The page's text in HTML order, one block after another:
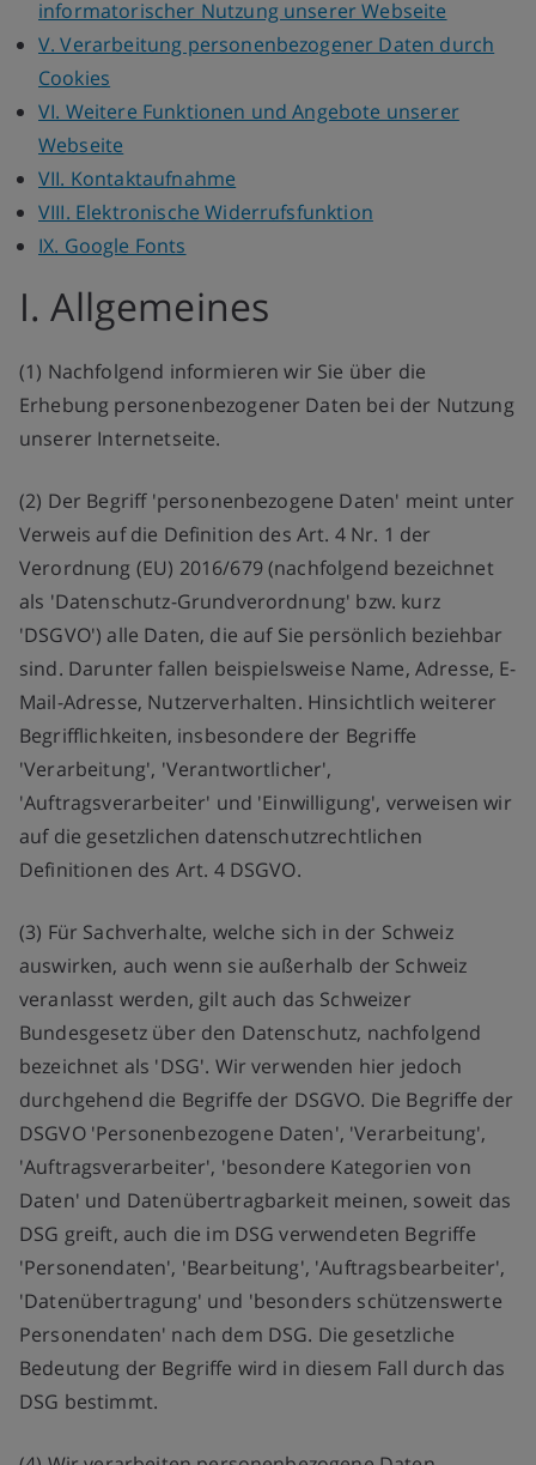
e
u
u
G
m
b
H
b
u
i
k
informatorischer Nutzung unserer Webseite
V. Verarbeitung personenbezogener Daten durch
Cookies
VI. Weitere Funktionen und Angebote unserer
Webseite
VII. Kontaktaufnahme
VIII. Elektronische Widerrufsfunktion
IX. Google Fonts
I. Allgemeines
(1) Nachfolgend informieren wir Sie über die
Erhebung personenbezogener Daten bei der Nutzung
unserer Internetseite.
(2) Der Begriff 'personenbezogene Daten' meint unter
Verweis auf die Definition des Art. 4 Nr. 1 der
Verordnung (EU) 2016/679 (nachfolgend bezeichnet
als 'Datenschutz-Grundverordnung' bzw. kurz
'DSGVO') alle Daten, die auf Sie persönlich beziehbar
sind. Darunter fallen beispielsweise Name, Adresse, E-
Mail-Adresse, Nutzerverhalten. Hinsichtlich weiterer
Begrifflichkeiten, insbesondere der Begriffe
'Verarbeitung', 'Verantwortlicher',
'Auftragsverarbeiter' und 'Einwilligung', verweisen wir
auf die gesetzlichen datenschutzrechtlichen
Definitionen des Art. 4 DSGVO.
(3) Für Sachverhalte, welche sich in der Schweiz
auswirken, auch wenn sie außerhalb der Schweiz
veranlasst werden, gilt auch das Schweizer
Bundesgesetz über den Datenschutz, nachfolgend
bezeichnet als 'DSG'. Wir verwenden hier jedoch
durchgehend die Begriffe der DSGVO. Die Begriffe der
DSGVO 'Personenbezogene Daten', 'Verarbeitung',
'Auftragsverarbeiter', 'besondere Kategorien von
Daten' und Datenübertragbarkeit meinen, soweit das
DSG greift, auch die im DSG verwendeten Begriffe
'Personendaten', 'Bearbeitung', 'Auftragsbearbeiter',
'Datenübertragung' und 'besonders schützenswerte
Personendaten' nach dem DSG. Die gesetzliche
Bedeutung der Begriffe wird in diesem Fall durch das
DSG bestimmt.